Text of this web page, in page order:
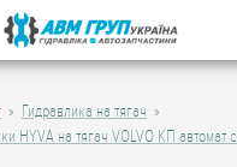
Гидравлика на тягач
HYVA на тягач VOLVO КП